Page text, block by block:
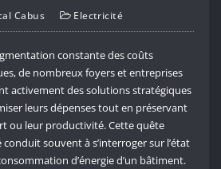
Cabus Electricité
constante des coûts
de nombreux foyers et entreprises
activement des solutions stratégiques
leurs dépenses tout en préservant
ou leur productivité. Cette quête
conduit souvent à s’interroger sur l’état
d’énergie d’un bâtiment.